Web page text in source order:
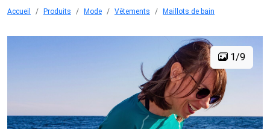
Accueil Produits Mode Vêtements Maillots de bain
1/9